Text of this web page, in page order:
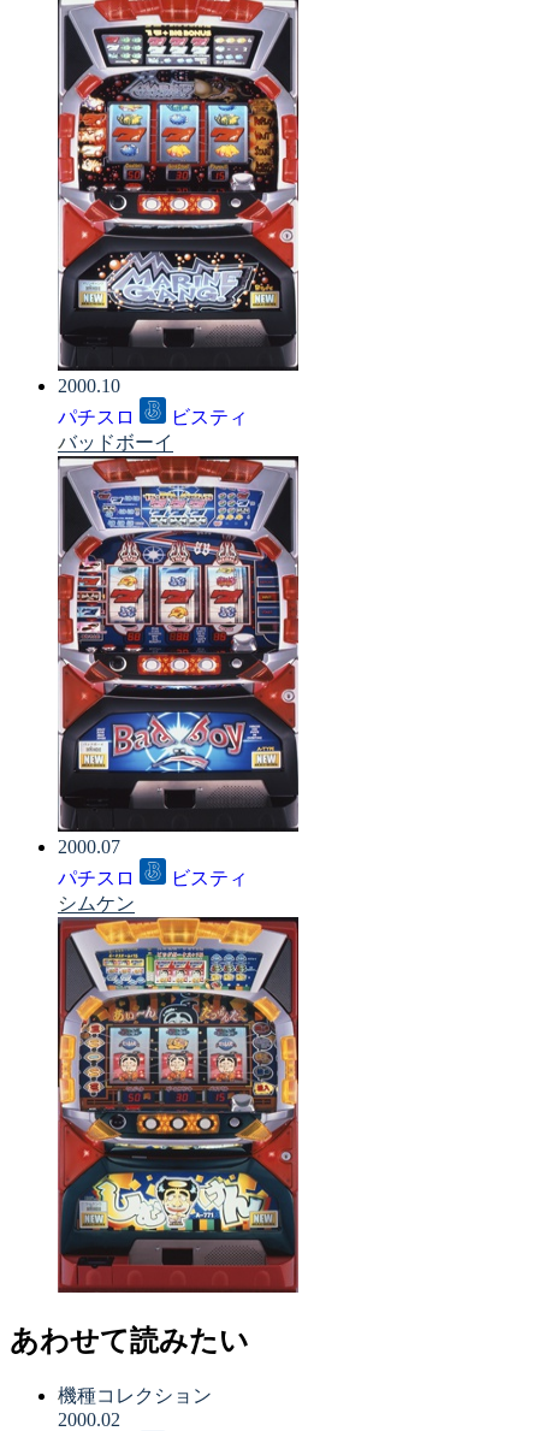
2000.10
パチスロ
ビスティ
バッドボーイ
2000.07
パチスロ
ビスティ
シムケン
あわせて読みたい
機種コレクション
2000.02